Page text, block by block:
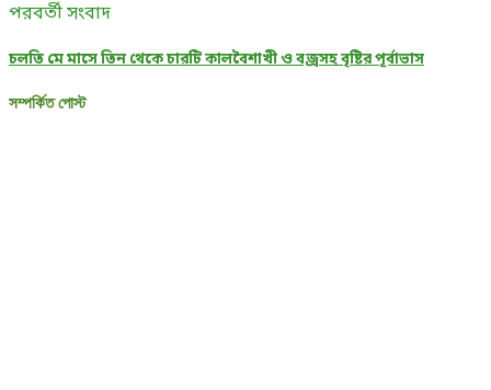
পরবর্তী সংবাদ
চলতি মে মাসে তিন থেকে চারটি কালবৈশাখী ও বজ্রসহ বৃষ্টির পূর্বাভাস
সম্পর্কিত পোস্ট